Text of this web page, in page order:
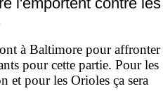
à Baltimore pour affronter
pour cette partie. Pour les
et pour les Orioles ça sera